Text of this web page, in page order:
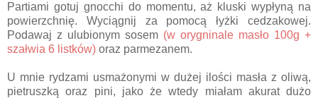
Partiami gotuj gnocchi do momentu, aż kluski wypłyną na
powierzchnię. Wyciągnij za pomocą łyżki cedzakowej.
Podawaj z ulubionym sosem (w orygninale masło 100g +
szałwia 6 listków) oraz parmezanem.
U mnie rydzami usmażonymi w dużej ilości masła z oliwą,
pietruszką oraz pini, jako że wtedy miałam akurat dużo